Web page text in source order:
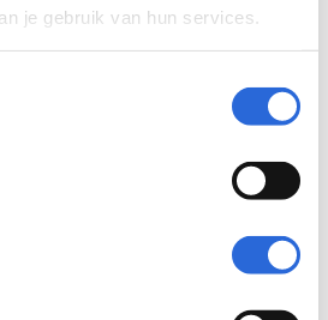
je gebruik van hun services.
(NLQF